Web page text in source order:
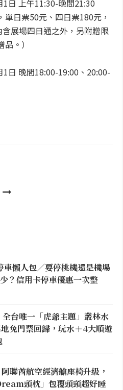
日 上午11:30-晚間21:30
日票50元、四日票180元，
展場四日通之外，另附贈限
。）
日 晚間18:00-19:00、20:00-
懶人包／要停桃機還是機場
？信用卡停車優惠一次整
全台唯一「虎爺主題」叢林水
免門票回歸，玩水＋4大順遊
聯酋航空經濟艙座椅升級，
頭枕」包覆頭頸超好睡